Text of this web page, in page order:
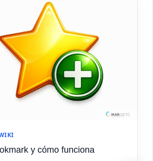
y cómo funciona